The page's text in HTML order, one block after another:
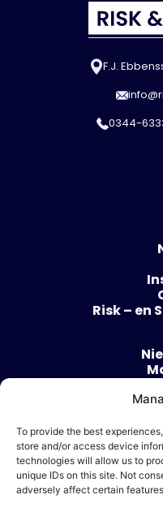
To provide the best
store and/or access device
technologies will allow us to
unique IDs on this site. Not
adversely affect certain
F.J.
0344-
Risk – en